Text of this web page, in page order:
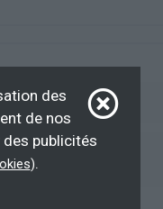
d’emploi, salarié,
des
de nos
publicités
).